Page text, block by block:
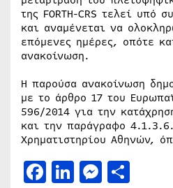
της FORTH-CRS τελεί υπό
και αναμένεται να
επόμενες ημέρες, οπότε
ανακοίνωση.
Η παρούσα ανακοίνωση
με το άρθρο 17 του
596/2014 για την
και την παράγραφο
Χρηματιστηρίου Αθηνών,
Facebook
LinkedIn